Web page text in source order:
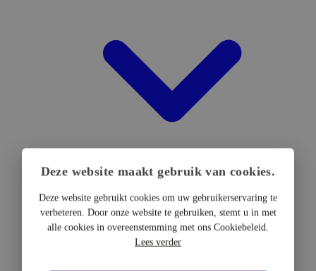
DTF Hardware
DTF Printers
Deze website maakt gebruik van cookies.
Deze website gebruikt cookies om uw gebruikerservaring te
verbeteren. Door onze website te gebruiken, stemt u in met
alle cookies in overeenstemming met ons Cookiebeleid.
Lees verder